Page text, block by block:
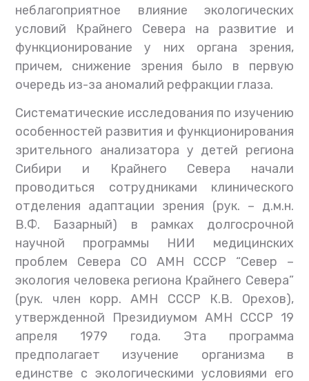
неблагоприятное влияние экологических
условий Крайнего Севера на развитие и
функционирование у них органа зрения,
причем, снижение зрения было в первую
очередь из-за аномалий рефракции глаза.
Систематические исследования по изучению
особенностей развития и функционирования
зрительного анализатора у детей региона
Сибири и Крайнего Севера начали
проводиться сотрудниками клинического
отделения адаптации зрения (рук. – д.м.н.
В.Ф. Базарный) в рамках долгосрочной
научной программы НИИ медицинских
проблем Севера СО АМН СССР “Север –
экология человека региона Крайнего Севера”
(рук. член корр. АМН СССР К.В. Орехов),
утвержденной Президиумом АМН СССР 19
апреля 1979 года. Эта программа
предполагает изучение организма в
единстве с экологическими условиями его